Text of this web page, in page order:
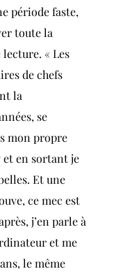
période faste,
toute la
« Les
de chefs
la
se
mon propre
et en sortant je
Et une
ce mec est
j’en parle à
et me
le même